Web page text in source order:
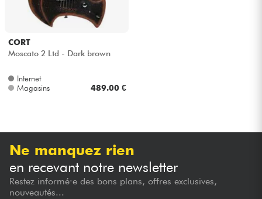
CORT
Moscato 2 Ltd - Dark brown
Internet
Magasins
489.00 €
Ne manquez rien
en recevant notre newsletter
Restez informé·e des bons plans, offres exclusives,
nouveautés...